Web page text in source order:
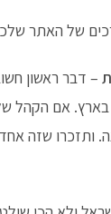
של האתר
– דבר ראשון
אם הקהל
ותזכרו שזה